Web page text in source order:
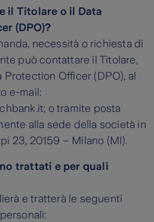
il Titolare o il Data
(DPO)?
necessità o richiesta di
può contattare il Titolare,
Officer (DPO), al
e-mail:
o tramite posta
alla sede della società in
23, 20159 – Milano (MI).
trattati e per quali
e tratterà le seguenti